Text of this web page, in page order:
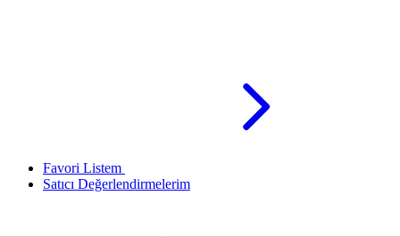
Favori Listem
Satıcı Değerlendirmelerim